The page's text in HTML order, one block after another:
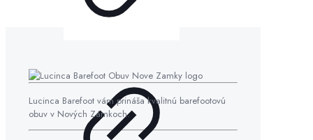
Lucinca Barefoot vám prináša kvalitnú barefootovú
obuv v Nových Zámkoch.